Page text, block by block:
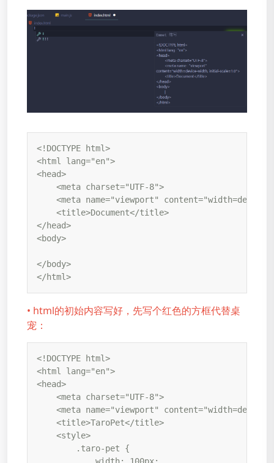
<!DOCTYPE html>
<html lang="en">
<head>
    <meta charset="UTF-8">
<meta name="viewport"
    <title>Document</title>
</head>
<body>
</body>
</html>
• html的初始内容写好，先写个红色的方框代替桌
宠：
<!DOCTYPE html>
<html lang="en">
<head>
    <meta charset="UTF-8">
<meta name="viewport"
    <title>TaroPet</title>
    <style>
        .taro-pet {